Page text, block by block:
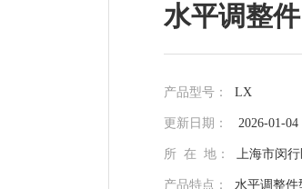
水平调整件
产品型号： LX
更新日期： 2026-01-04
所 在 地： 上海市闵
产品特点： 水平调整件